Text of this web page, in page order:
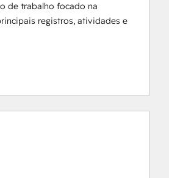
de trabalho focado na
registros, atividades e